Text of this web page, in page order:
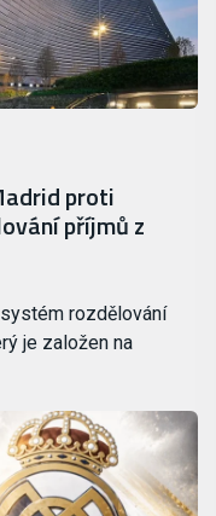
proti
příjmů z
rozdělování
je založen na